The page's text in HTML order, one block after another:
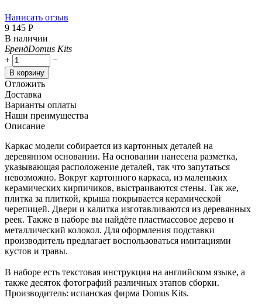
Написать отзыв
9 145 Р
В наличии
БрендDomus Kits
+
−
В корзину
Отложить
Доставка
Варианты оплаты
Наши преимущества
Описание
Каркас модели собирается из картонных деталей на
деревянном основании. На основании нанесена разметка,
указывающая расположение деталей, так что запутаться
невозможно. Вокруг картонного каркаса, из маленьких
керамических кирпичиков, выстраиваются стены. Так же,
плитка за плиткой, крыша покрывается керамической
черепицей. Двери и калитка изготавливаются из деревянных
реек. Также в наборе вы найдёте пластмассовое дерево и
металлический колокол. Для оформления подставки
производитель предлагает воспользоваться имитациями
кустов и травы.
В наборе есть текстовая инструкция на английском языке, а
также десяток фотографий различных этапов сборки.
Производитель: испанская фирма Domus Kits.